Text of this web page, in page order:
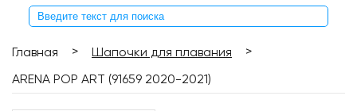
Главная > Шапочки для плавания
>
ARENA POP ART (91659 2020-2021)